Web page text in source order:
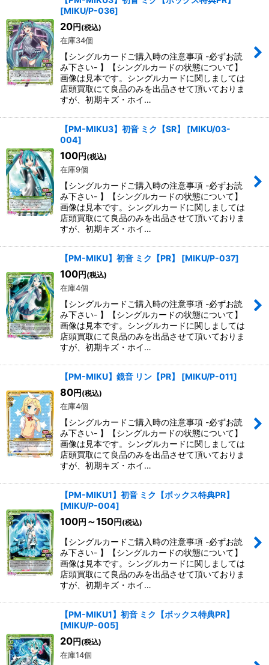
[MIKU/P-036]
20円 (税込)
在庫34個
【シングルカードご購入時の注意事項 -必ずお読
み下さい- 】【シングルカードの状態について】
画像は見本です。シングルカードに関しましては
店頭買取にて良品のみを出品させて頂いておりま
すが、初期キズ・ホイ…
【PM-MIKU3】初音 ミク【SR】 [MIKU/03-
004]
100円 (税込)
在庫9個
【シングルカードご購入時の注意事項 -必ずお読
み下さい- 】【シングルカードの状態について】
画像は見本です。シングルカードに関しましては
店頭買取にて良品のみを出品させて頂いておりま
すが、初期キズ・ホイ…
【PM-MIKU】初音 ミク【PR】 [MIKU/P-037]
100円 (税込)
在庫4個
【シングルカードご購入時の注意事項 -必ずお読
み下さい- 】【シングルカードの状態について】
画像は見本です。シングルカードに関しましては
店頭買取にて良品のみを出品させて頂いておりま
すが、初期キズ・ホイ…
【PM-MIKU】鏡音 リン【PR】 [MIKU/P-011]
80円 (税込)
在庫4個
【シングルカードご購入時の注意事項 -必ずお読
み下さい- 】【シングルカードの状態について】
画像は見本です。シングルカードに関しましては
店頭買取にて良品のみを出品させて頂いておりま
すが、初期キズ・ホイ…
【PM-MIKU1】初音 ミク【ボックス特典PR】
[MIKU/P-004]
100円 ～150円 (税込)
【シングルカードご購入時の注意事項 -必ずお読
み下さい- 】【シングルカードの状態について】
画像は見本です。シングルカードに関しましては
店頭買取にて良品のみを出品させて頂いておりま
すが、初期キズ・ホイ…
【PM-MIKU1】初音 ミク【ボックス特典PR】
[MIKU/P-005]
20円 (税込)
在庫14個